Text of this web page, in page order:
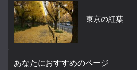
東京の紅葉
あなたにおすすめのページ